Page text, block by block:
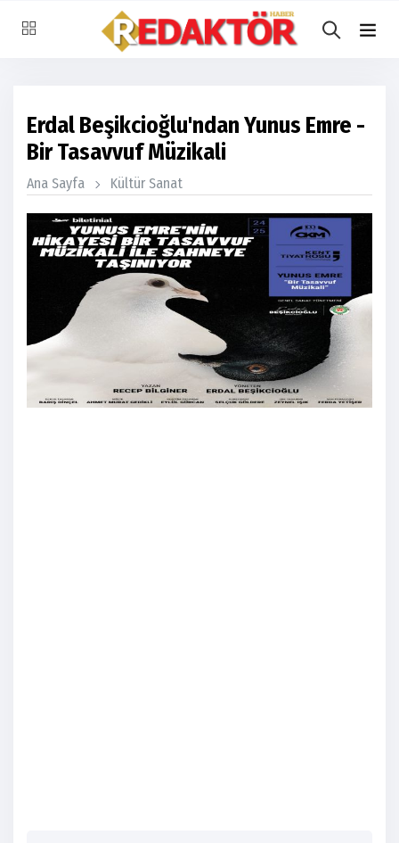
Erdal Beşikcioğlu'ndan Yunus Emre -
Bir Tasavvuf Müzikali
Ana Sayfa Kültür Sanat